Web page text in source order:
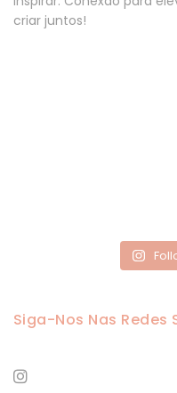
Siga-Nos Nas Redes